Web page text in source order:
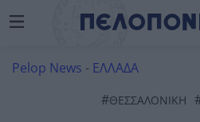
Pelop News - ΕΛΛΑΔΑ
#ΘΕΣΣΑΛΟΝΊΚΗ